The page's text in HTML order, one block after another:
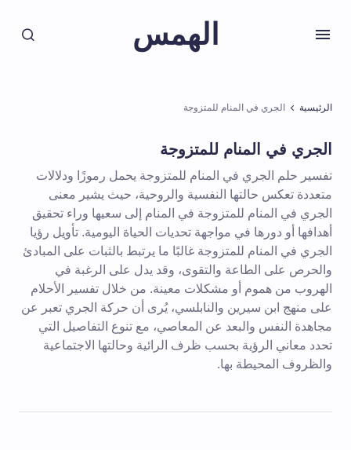
الهمس
الرئيسية الجري في المنام للمتزوجة
الجري في المنام للمتزوجة
تفسير حلم الجري في المنام للمتزوجة يحمل رموزًا ودلالات
متعددة تعكس حالتها النفسية والروحية، حيث يشير معنى
الجري في المنام للمتزوجة في المنام إلى سعيها وراء تحقيق
أهدافها أو دورها في مواجهة تحديات الحياة اليومية. تأويل رؤيا
الجري في المنام للمتزوجة غالبًا ما يرتبط بالثبات على المبادئ
والحرص على الطاعة والتقوى، وقد يدل على الرغبة في
الهروب من هموم أو مشكلات معينة. من خلال تفسير الأحلام
على منهج ابن سيرين والنابلسي، يُرى أن حركة الجري تعبر عن
مجاهدة النفس والبعد عن المعاصي، مع تنوع التفاصيل التي
تحدد معاني الرؤية بحسب ظرف الرائية وحالتها الاجتماعية
والظروف المحيطة بها.